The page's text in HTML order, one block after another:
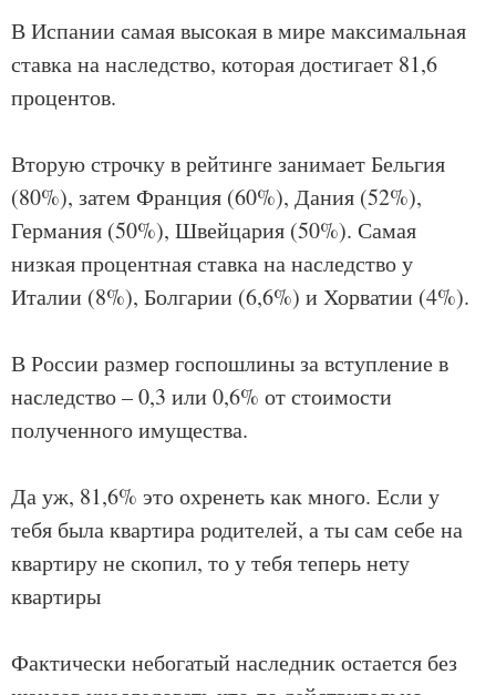
В Испании самая высокая в мире максимальная
ставка на наследство, которая достигает 81,6
процентов.
Вторую строчку в рейтинге занимает Бельгия
(80%), затем Франция (60%), Дания (52%),
Германия (50%), Швейцария (50%). Самая
низкая процентная ставка на наследство у
Италии (8%), Болгарии (6,6%) и Хорватии (4%).
В России размер госпошлины за вступление в
наследство – 0,3 или 0,6% от стоимости
полученного имущества.
Да уж, 81,6% это охренеть как много. Если у
тебя была квартира родителей, а ты сам себе на
квартиру не скопил, то у тебя теперь нету
квартиры
Фактически небогатый наследник остается без